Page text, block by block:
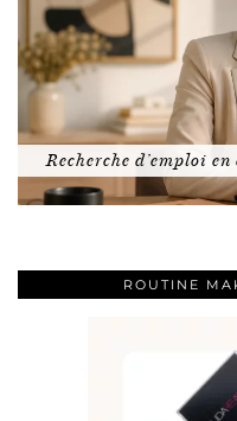
Recherche d’emploi
ROUTINE